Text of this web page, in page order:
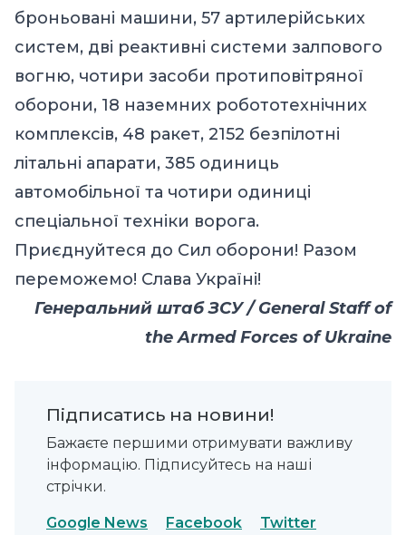
броньовані машини, 57 артилерійських
систем, дві реактивні системи залпового
вогню, чотири засоби протиповітряної
оборони, 18 наземних робототехнічних
комплексів, 48 ракет, 2152 безпілотні
літальні апарати, 385 одиниць
автомобільної та чотири одиниці
спеціальної техніки ворога.
Приєднуйтеся до Сил оборони! Разом
переможемо! Слава Україні!
Генеральний штаб ЗСУ / General Staff of
the Armed Forces of Ukraine
Підписатись на новини!
Бажаєте першими отримувати важливу
інформацію. Підписуйтесь на наші
стрічки.
Google News Facebook Twitter